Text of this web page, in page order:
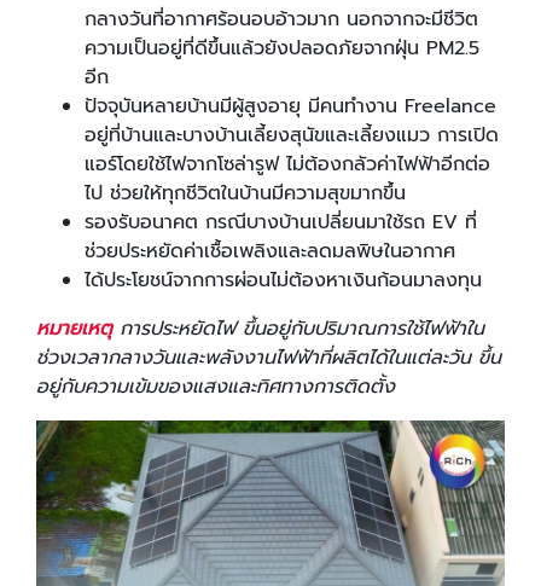
กลางวันที่อากาศร้อนอบอ้าวมาก นอกจากจะมีชีวิต
ความเป็นอยู่ที่ดีขึ้นแล้วยังปลอดภัยจากฝุ่น PM2.5
อีก
ปัจจุบันหลายบ้านมีผู้สูงอายุ มีคนทำงาน Freelance
อยู่ที่บ้านและบางบ้านเลี้ยงสุนัขและเลี้ยงแมว การเปิด
แอร์โดยใช้ไฟจากโซล่ารูฟ ไม่ต้องกลัวค่าไฟฟ้าอีกต่อ
ไป ช่วยให้ทุกชีวิตในบ้านมีความสุขมากขึ้น
รองรับอนาคต กรณีบางบ้านเปลี่ยนมาใช้รถ EV ที่
ช่วยประหยัดค่าเชื้อเพลิงและลดมลพิษในอากาศ
ได้ประโยชน์จากการผ่อนไม่ต้องหาเงินก้อนมาลงทุน
หมายเหตุการประหยัดไฟ ขึ้นอยู่กับปริมาณการใช้ไฟฟ้าใน
ช่วงเวลากลางวันและพลังงานไฟฟ้าที่ผลิตได้ในแต่ละวัน ขึ้น
อยู่กับความเข้มของแสงและทิศทางการติดตั้ง